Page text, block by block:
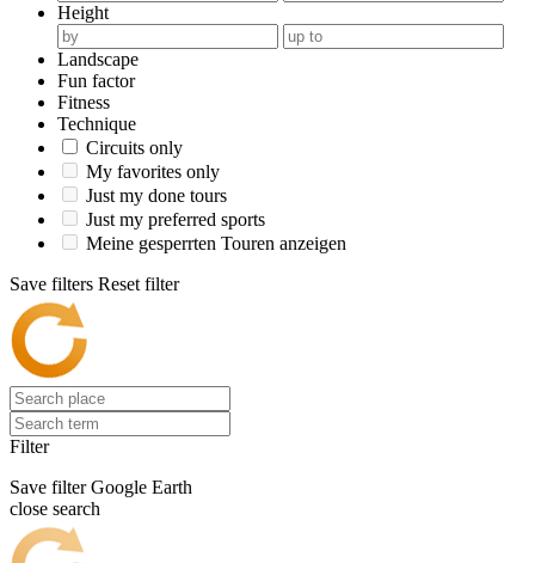
Height
Landscape
Fun factor
Fitness
Technique
Circuits only
My favorites only
Just my done tours
Just my preferred sports
Meine gesperrten Touren anzeigen
Save filters Reset filter
Filter
Save filter Google Earth
close search